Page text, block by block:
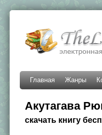
Главная Жанры
Акутагава
скачать книгу